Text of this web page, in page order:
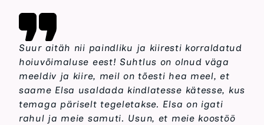
Suur aitäh nii paindliku ja kiiresti korraldatud
hoiuvõimaluse eest! Suhtlus on olnud väga
meeldiv ja kiire, meil on tõesti hea meel, et
saame Elsa usaldada kindlatesse kätesse, kus
temaga päriselt tegeletakse. Elsa on igati
rahul ja meie samuti. Usun, et meie koostöö